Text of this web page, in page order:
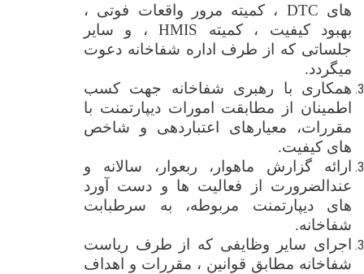
های DTC ، کمیته مرور واقعات فوتی ،
بهبود کیفیت ، کمیته HMIS، و سایر
جلساتی که از طرف اداره شفاخانه دعوت
میگردد.
همکاری با رهبری شفاخانه جهت کسب
اطمینان از مطابقت امورات دیپارتمنت با
مقررات، معیارهای اعتباردهی و شاخص
های کیفیت.
ارائه گزارش ماهوار، ربعوار، سالانه و
عندالضرورت از فعالیت ها و دست آورد
های دیپارتمنت مربوطه، به سرطبابت
شفاخانه.
اجرای سایر وظایفی که از طرف ریاست
شفاخانه مطابق قوانین ، مقررات و اهداف